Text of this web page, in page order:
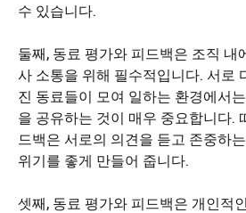
수 있습니다.
둘째, 동료 평가와 피드백은 조직 내
사 소통을 위해 필수적입니다. 서로
진 동료들이 모여 일하는 환경에서
을 공유하는 것이 매우 중요합니다.
드백은 서로의 의견을 듣고 존중하
위기를 좋게 만들어 줍니다.
셋째, 동료 평가와 피드백은 개인적